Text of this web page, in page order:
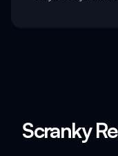
Scranky